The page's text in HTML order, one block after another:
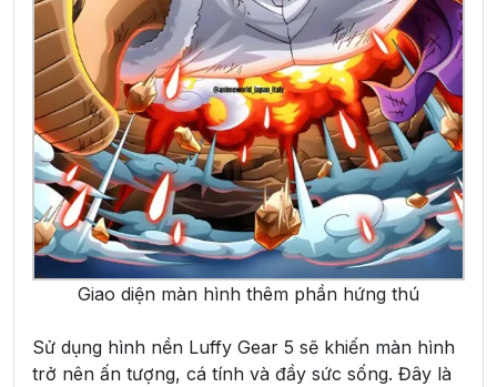
Giao diện màn hình thêm phần hứng thú
Sử dụng hình nền Luffy Gear 5 sẽ khiến màn hình
trở nên ấn tượng, cá tính và đầy sức sống. Đây là